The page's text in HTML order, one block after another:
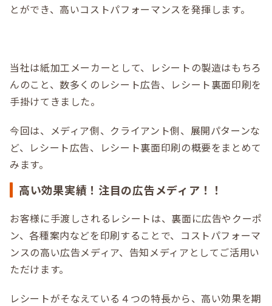
とができ、高いコストパフォーマンスを発揮します。
当社は紙加工メーカーとして、レシートの製造はもちろ
んのこと、数多くのレシート広告、レシート裏面印刷を
手掛けてきました。
今回は、メディア側、クライアント側、展開パターンな
ど、レシート広告、レシート裏面印刷の概要をまとめて
みます。
高い効果実績！注目の広告メディア！！
お客様に手渡しされるレシートは、裏面に広告やクーポ
ン、各種案内などを印刷することで、コストパフォーマ
ンスの高い広告メディア、告知メディアとしてご活用い
ただけます。
レシートがそなえている４つの特長から、高い効果を期